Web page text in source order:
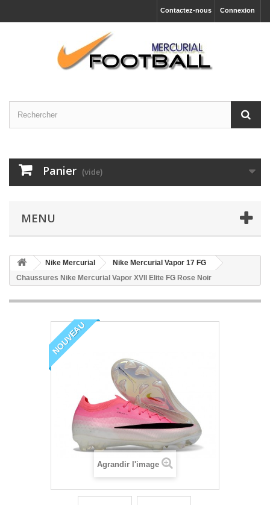
Connexion
Contactez-nous
Panier (vide)
MENU
Nike Mercurial
Nike Mercurial Vapor 17 FG
Chaussures Nike Mercurial Vapor XVII Elite FG Rose Noir
NOUVEAU
Agrandir l'image